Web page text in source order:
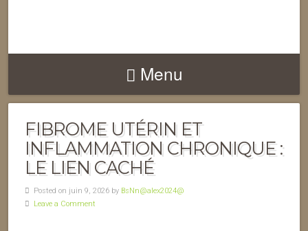
Menu
FIBROME UTÉRIN ET
INFLAMMATION CHRONIQUE :
LE LIEN CACHÉ
Posted on juin 9, 2026 by BsNn@alex2024@
Leave a Comment